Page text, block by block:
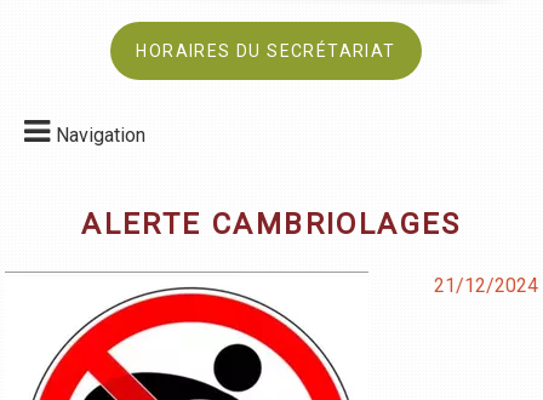
HORAIRES DU SECRÉTARIAT
Navigation
ALERTE CAMBRIOLAGES
21/12/2024